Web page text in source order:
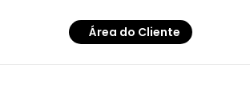
Área do Cliente